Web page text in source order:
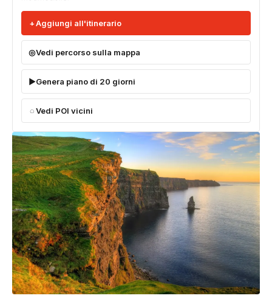
Aggiungi all'itinerario
Vedi percorso sulla mappa
Genera piano di 20 giorni
Vedi POI vicini